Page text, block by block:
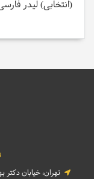
(انتخابی) لیدر
تهران، خیابان